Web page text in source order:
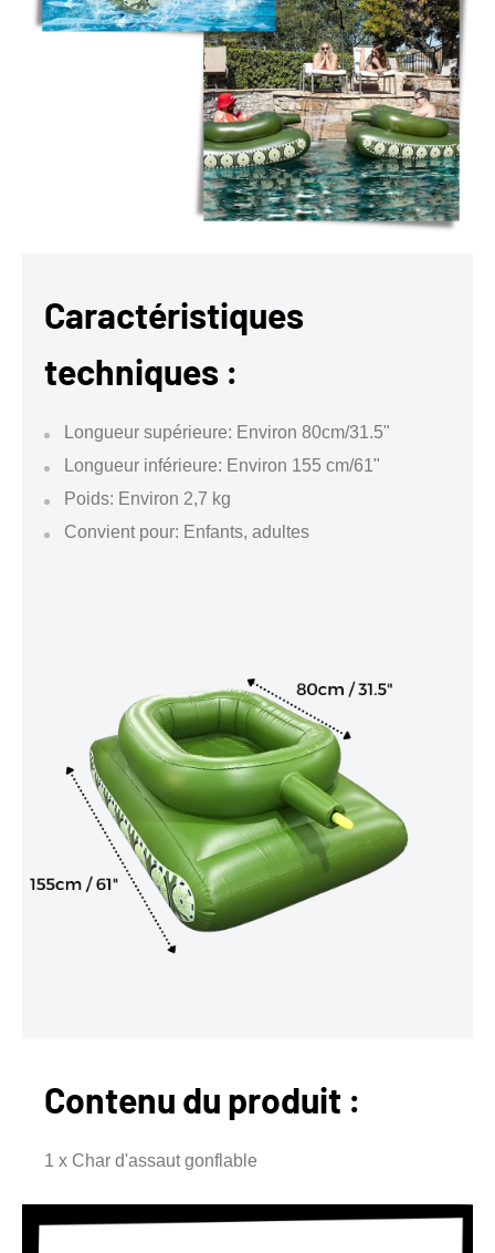
Caractéristiques
techniques :
Longueur supérieure: Environ 80cm/31.5"
Longueur inférieure: Environ 155 cm/61"
Poids: Environ 2,7 kg
Convient pour: Enfants, adultes
Contenu du produit :
1 x Char d'assaut gonflable